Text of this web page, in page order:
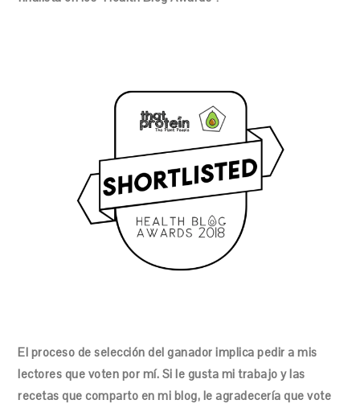
El proceso de selección del ganador implica pedir a mis
lectores que voten por mí. Si le gusta mi trabajo y las
recetas que comparto en mi blog, le agradecería que vote